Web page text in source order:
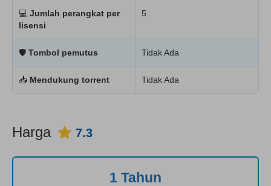
💻 Jumlah perangkat per
lisensi
5
🛡 Tombol pemutus Tidak Ada
📥 Mendukung torrent Tidak Ada
Harga 7.3
1 Tahun